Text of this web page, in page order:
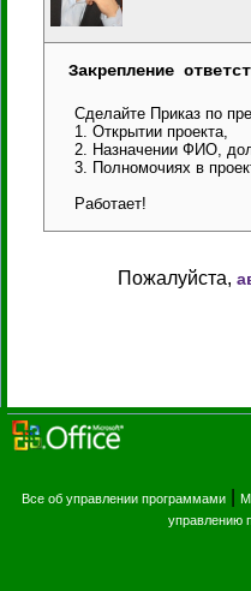
Закрепление
Сделайте Приказ по
1. Открытии проекта,
2. Назначении ФИО,
3. Полномочиях в
Работает!
Пожалуйста,
Все об управлении программами
управлению